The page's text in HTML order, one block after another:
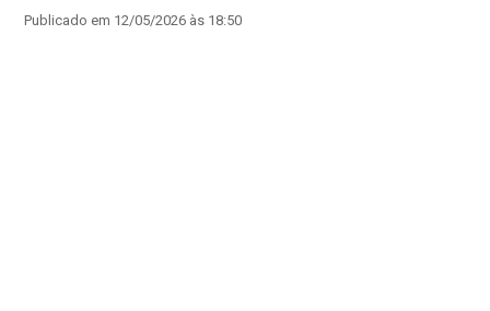
Publicado em 12/05/2026 às 18:50